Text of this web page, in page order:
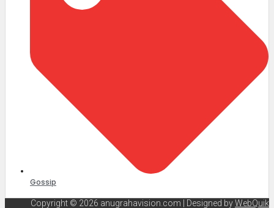
Gossip
Copyright © 2026 anugrahavision.com | Designed byWebQuik